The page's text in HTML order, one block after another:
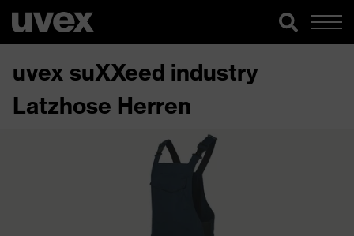
uvex suXXeed industry
Latzhose Herren